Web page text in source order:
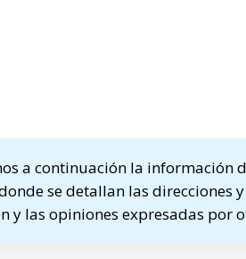
a continuación la información
donde se detallan las direcciones
y las opiniones expresadas por